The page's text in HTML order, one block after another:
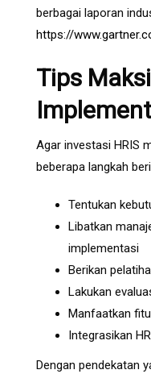
berbagai laporan
https://
Tips
Agar investasi HRIS
beberapa langkah
Tentukan
Libatkan
implementasi
Berikan
Lakukan
Manfaatkan
Integrasikan
Dengan pendekatan